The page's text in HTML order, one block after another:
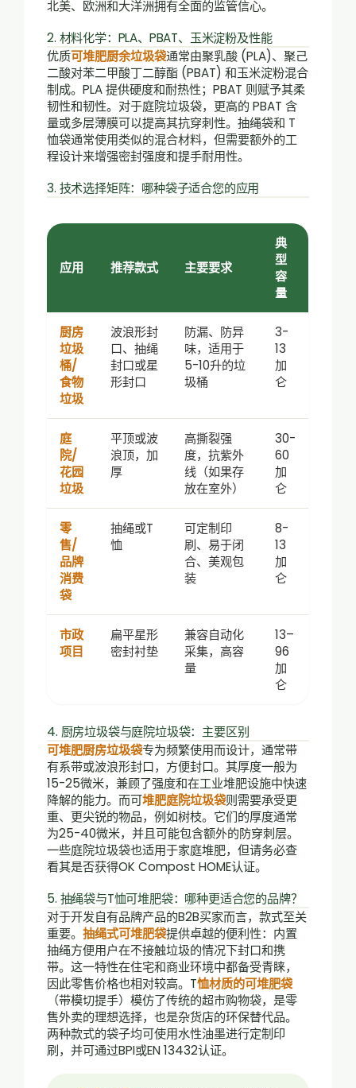
北美、欧洲和大洋洲拥有全面的监管信心。
2. 材料化学：PLA、PBAT、玉米淀粉及性能
优质可堆肥厨余垃圾袋通常由聚乳酸 (PLA)、聚己
二酸对苯二甲酸丁二醇酯 (PBAT) 和玉米淀粉混合
制成。PLA 提供硬度和耐热性；PBAT 则赋予其柔
韧性和韧性。对于庭院垃圾袋，更高的 PBAT 含
量或多层薄膜可以提高其抗穿刺性。抽绳袋和 T
恤袋通常使用类似的混合材料，但需要额外的工
程设计来增强密封强度和提手耐用性。
3. 技术选择矩阵：哪种袋子适合您的应用
应用 推荐款式 主要要求
典
型
容
量
厨房
垃圾
桶/
食物
垃圾
波浪形封
口、抽绳
封口或星
形封口
防漏、防异
味，适用于
5-10升的垃
圾桶
3-
13
加
仑
庭
院/
花园
垃圾
平顶或波
浪顶，加
厚
高撕裂强
度，抗紫外
线（如果存
放在室外）
30-
60
加
仑
零
售/
品牌
消费
袋
抽绳或T
恤
可定制印
刷、易于闭
合、美观包
装
8-
13
加
仑
市政
项目
扁平星形
密封衬垫
兼容自动化
采集，高容
量
13–
96
加
仑
4. 厨房垃圾袋与庭院垃圾袋：主要区别
可堆肥厨房垃圾袋专为频繁使用而设计，通常带
有系带或波浪形封口，方便封口。其厚度一般为
15-25微米，兼顾了强度和在工业堆肥设施中快速
降解的能力。而可堆肥庭院垃圾袋则需要承受更
重、更尖锐的物品，例如树枝。它们的厚度通常
为25-40微米，并且可能包含额外的防穿刺层。
一些庭院垃圾袋也适用于家庭堆肥，但请务必查
看其是否获得OK Compost HOME认证。
5. 抽绳袋与T恤可堆肥袋：哪种更适合您的品牌？
对于开发自有品牌产品的B2B买家而言，款式至关
重要。抽绳式可堆肥袋提供卓越的便利性：内置
抽绳方便用户在不接触垃圾的情况下封口和携
带。这一特性在住宅和商业环境中都备受青睐，
因此零售价格也相对较高。T恤材质的可堆肥袋
（带模切提手）模仿了传统的超市购物袋，是零
售外卖的理想选择，也是杂货店的环保替代品。
两种款式的袋子均可使用水性油墨进行定制印
刷，并可通过BPI或EN 13432认证。